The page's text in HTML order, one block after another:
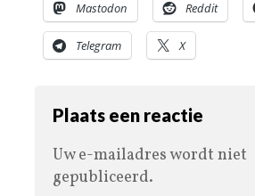
Mastodon Reddit
Telegram X
Plaats een reactie
Uw e-mailadres wordt niet
gepubliceerd.